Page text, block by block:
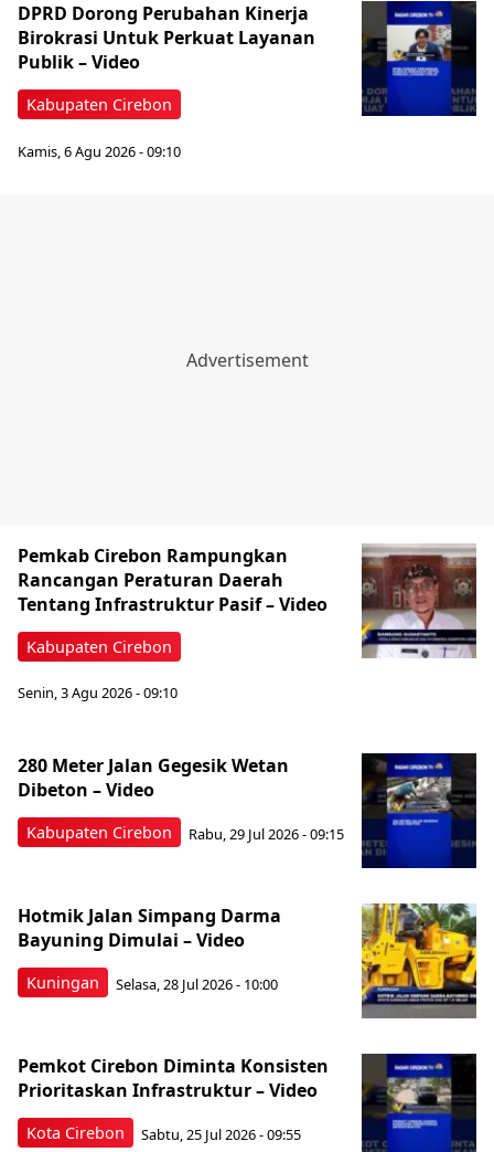
Kabupaten Cirebon
DPRD Dorong Perubahan Kinerja
Birokrasi Untuk Perkuat Layanan
Publik – Video
Kamis, 6 Agu 2026 - 09:10
Kabupaten Cirebon
Pemkab Cirebon Rampungkan
Rancangan Peraturan Daerah
Tentang Infrastruktur Pasif – Video
Senin, 3 Agu 2026 - 09:10
Kabupaten Cirebon
280 Meter Jalan Gegesik Wetan
Dibeton – Video
Rabu, 29 Jul 2026 - 09:15
Kuningan
Hotmik Jalan Simpang Darma
Bayuning Dimulai – Video
Selasa, 28 Jul 2026 - 10:00
Kota Cirebon
Pemkot Cirebon Diminta Konsisten
Prioritaskan Infrastruktur – Video
Sabtu, 25 Jul 2026 - 09:55